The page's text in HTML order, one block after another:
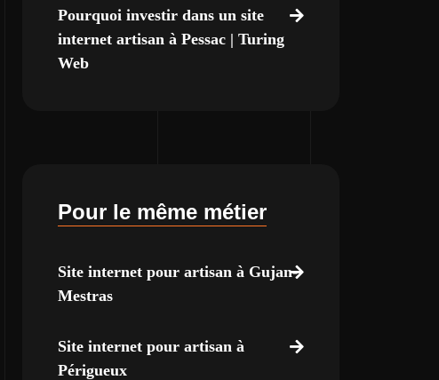
Pourquoi investir dans un site
internet artisan à Pessac | Turing
Web
Pour le même métier
Site internet pour artisan à Gujan-
Mestras
Site internet pour artisan à
Périgueux